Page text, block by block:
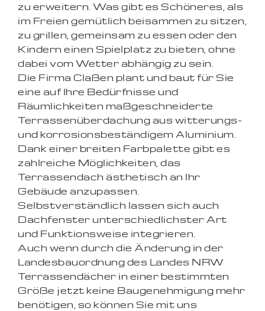
zu erweitern. Was gibt es Schöneres, als
im Freien gemütlich beisammen zu sitzen,
zu grillen, gemeinsam zu essen oder den
Kindern einen Spielplatz zu bieten, ohne
dabei vom Wetter abhängig zu sein.
Die Firma Claßen plant und baut für Sie
eine auf Ihre Bedürfnisse und
Räumlichkeiten maßgeschneiderte
Terrassenüberdachung aus witterungs-
und korrosionsbeständigem Aluminium.
Dank einer breiten Farbpalette gibt es
zahlreiche Möglichkeiten, das
Terrassendach ästhetisch an Ihr
Gebäude anzupassen.
Selbstverständlich lassen sich auch
Dachfenster unterschiedlichster Art
und Funktionsweise integrieren.
Auch wenn durch die Änderung in der
Landesbauordnung des Landes NRW
Terrassendächer in einer bestimmten
Größe jetzt keine Baugenehmigung mehr
benötigen, so können Sie mit uns